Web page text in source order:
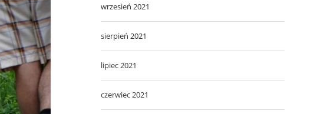
wrzesień 2021
sierpień 2021
lipiec 2021
czerwiec 2021